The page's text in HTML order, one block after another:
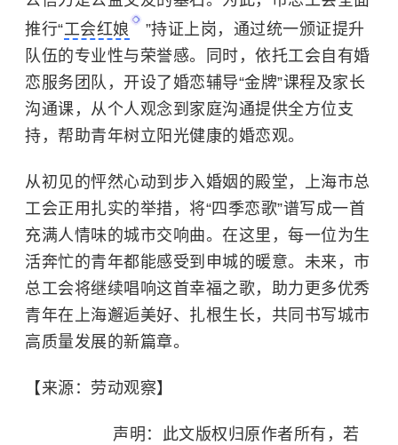
推行“工会红娘
”持证上岗，通过统一颁证提升
队伍的专业性与荣誉感。同时，依托工会自有婚
恋服务团队，开设了婚恋辅导“金牌”课程及家长
沟通课，从个人观念到家庭沟通提供全方位支
持，帮助青年树立阳光健康的婚恋观。
从初见的怦然心动到步入婚姻的殿堂，上海市总
工会正用扎实的举措，将“四季恋歌”谱写成一首
充满人情味的城市交响曲。在这里，每一位为生
活奔忙的青年都能感受到申城的暖意。未来，市
总工会将继续唱响这首幸福之歌，助力更多优秀
青年在上海邂逅美好、扎根生长，共同书写城市
高质量发展的新篇章。
【来源：劳动观察】
声明：此文版权归原作者所有，若